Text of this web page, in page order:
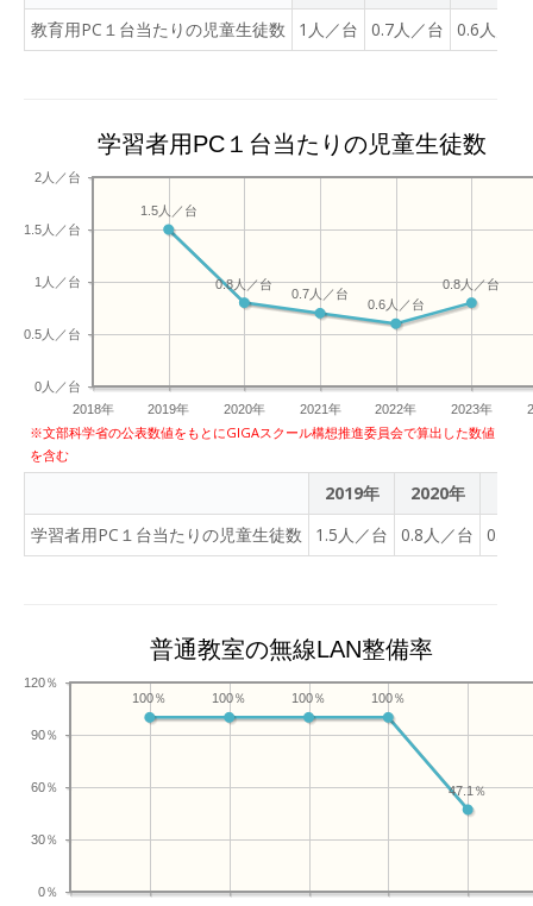
教育用PC１台当たりの児童生徒数
1人／台 0.7人／台 0.6人／台
学習者用PC１台当たりの児童生徒数
2018年 2019年 2020年 2021年 2022年 2023年
0人／台
0.5人／台
1人／台
1.5人／台
2人／台
0.8人／台
0.6人／台
0.7人／台
0.8人／台
1.5人／台
※文部科学省の公表数値をもとにGIGAスクール構想推進委員会で算出した数値
を含む
2019年 2020年
学習者用PC１台当たりの児童生徒数
1.5人／台 0.8人／台 0.7人
普通教室の無線LAN整備率
0％
30％
60％
90％
120％
47.1％
100％
100％
100％
100％